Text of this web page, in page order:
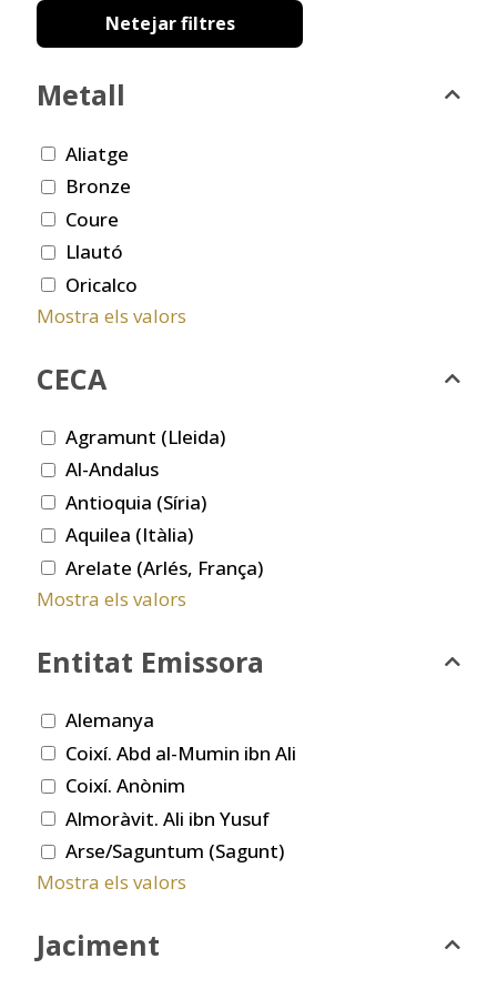
Netejar filtres
Metall
Aliatge
Bronze
Coure
Llautó
Oricalco
Mostra els valors
CECA
Agramunt (Lleida)
Al-Andalus
Antioquia (Síria)
Aquilea (Itàlia)
Arelate (Arlés, França)
Mostra els valors
Entitat Emissora
Alemanya
Coixí. Abd al-Mumin ibn Ali
Coixí. Anònim
Almoràvit. Ali ibn Yusuf
Arse/Saguntum (Sagunt)
Mostra els valors
Jaciment